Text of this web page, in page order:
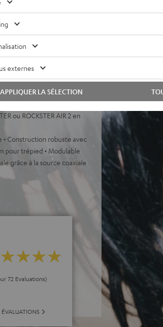
batterie.
Fast Pair, fonction
vos morceaux à tour de
instrument, micro ou
aucun besoin de
GO 2. Party Link
Link câblé : reliez par
ou ROCKSTER AIR 2 en
• Construction robuste avec
pour trépied • Modulable
grâce à la source coaxiale
72 Evaluations)
ÉVALUATIONS
externes
APPLIQUER LA SÉLECTION